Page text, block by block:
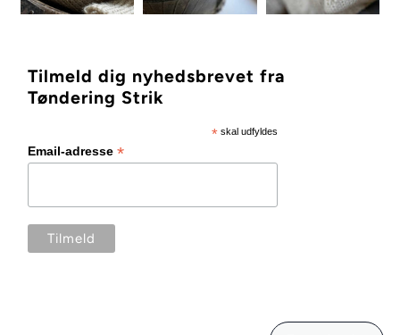
Tilmeld dig nyhedsbrevet fra
Tøndering Strik
*skal udfyldes
Email-adresse*